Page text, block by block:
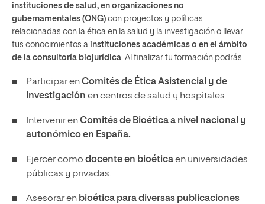
instituciones de salud, en organizaciones no
gubernamentales (ONG) con proyectos y políticas
relacionadas con la ética en la salud y la investigación o llevar
tus conocimientos a instituciones académicas o en el ámbito
de la consultoría biojurídica. Al finalizar tu formación podrás:
Participar enComités de Ética Asistencial y de
Investigación en centros de salud y hospitales.
Intervenir enComités de Bioética a nivel nacional y
autonómico en España.
Ejercer como docente en bioéticaen universidades
públicas y privadas.
Asesorar en bioética para diversas publicaciones